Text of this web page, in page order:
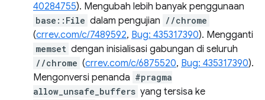
40284755). Mengubah lebih banyak penggunaan
base::File dalam pengujian //chrome
(crrev.com/c/7489592, Bug: 435317390). Mengganti
memset dengan inisialisasi gabungan di seluruh
//chrome (crrev.com/c/6875520, Bug: 435317390).
Mengonversi penanda #pragma
allow_unsafe_buffers yang tersisa ke